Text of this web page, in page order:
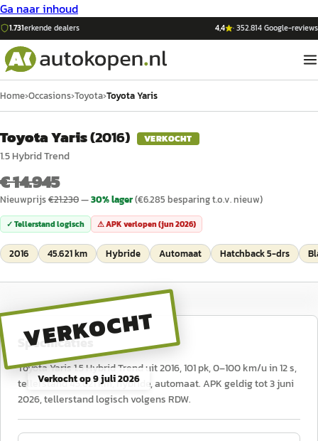
Ga naar inhoud
1.731erkende dealers 4,4 ·352.814Google-reviews
Home›Occasions›Toyota›Toyota Yaris
Toyota Yaris(2016) VERKOCHT
1.5 Hybrid Trend
€ 14.945
Nieuwprijs€21.230—30% lager(€6.285 besparing t.o.v. nieuw)
✓ Tellerstand logisch ⚠ APK verlopen (jun 2026)
2016 45.621 km Hybride Automaat Hatchback 5-drs
VERKOCHT
Verkocht op9 juli 2026
Specificaties
Toyota Yaris 1.5 Hybrid Trend uit 2016, 101 pk, 0–100 km/u in 12 s,
tellerstand 45.621 km, hybride, automaat. APK geldig tot 3 juni
2026, tellerstand logisch volgens RDW.